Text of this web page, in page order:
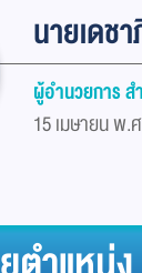
นายเด
ผู้อำนวยการ
15 เมษายน พ.